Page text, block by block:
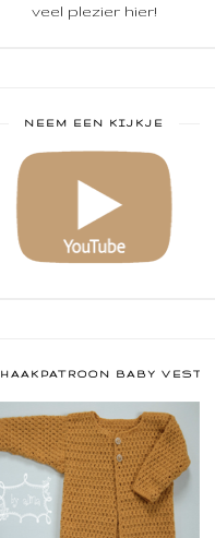
veel plezier hier!
NEEM EEN KIJKJE
HAAKPATROON BABY VESTJE